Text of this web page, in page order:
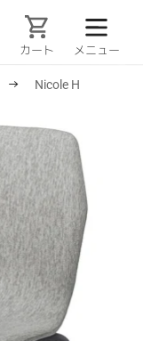
カート
→ Nicole H